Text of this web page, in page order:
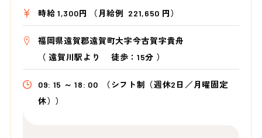
時給 1,300円 （月給例 221,650 円）
福岡県遠賀郡遠賀町大字今古賀字貴舟
（遠賀川駅より 徒歩：15分 ）
09: 15 ～ 18: 00
（シフト制（週休2日／月曜固定
休））